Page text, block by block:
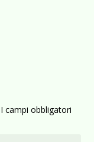
I campi obbligatori